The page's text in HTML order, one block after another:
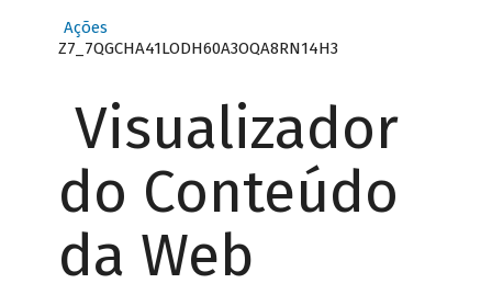
Ações
Z7_7QGCHA41LODH60A3OQA8RN14H3
Visualizador
do Conteúdo
da Web